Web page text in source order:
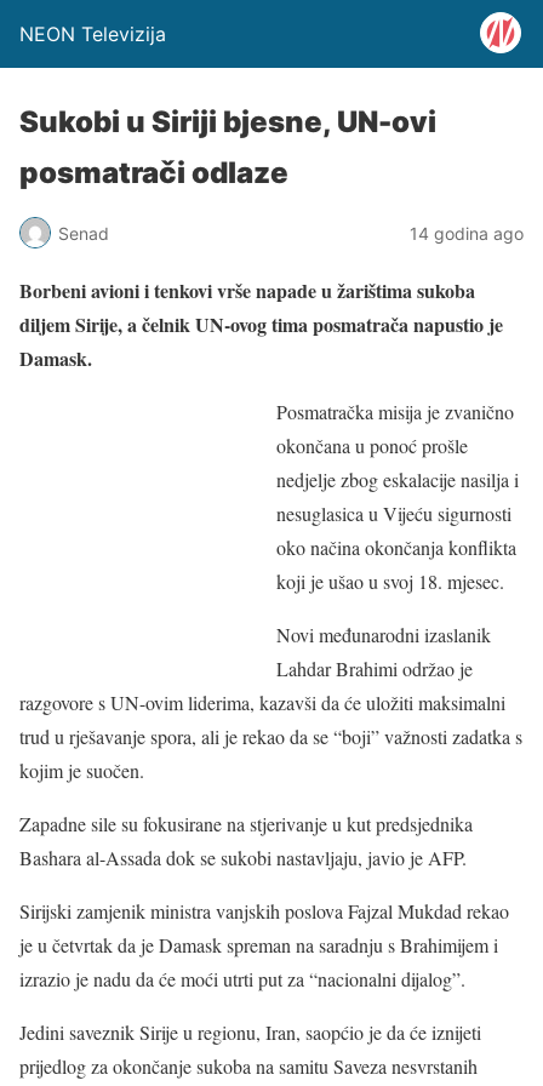
NEON Televizija
Sukobi u Siriji bjesne, UN-ovi
posmatrači odlaze
Senad 14 godina ago
Borbeni avioni i tenkovi vrše napade u žarištima sukoba
diljem Sirije, a čelnik UN-ovog tima posmatrača napustio je
Damask.
Posmatračka misija je zvanično
okončana u ponoć prošle
nedjelje zbog eskalacije nasilja i
nesuglasica u Vijeću sigurnosti
oko načina okončanja konflikta
koji je ušao u svoj 18. mjesec.
Novi međunarodni izaslanik
Lahdar Brahimi održao je
razgovore s UN-ovim liderima, kazavši da će uložiti maksimalni
trud u rješavanje spora, ali je rekao da se “boji” važnosti zadatka s
kojim je suočen.
Zapadne sile su fokusirane na stjerivanje u kut predsjednika
Bashara al-Assada dok se sukobi nastavljaju, javio je AFP.
Sirijski zamjenik ministra vanjskih poslova Fajzal Mukdad rekao
je u četvrtak da je Damask spreman na saradnju s Brahimijem i
izrazio je nadu da će moći utrti put za “nacionalni dijalog”.
Jedini saveznik Sirije u regionu, Iran, saopćio je da će iznijeti
prijedlog za okončanje sukoba na samitu Saveza nesvrstanih